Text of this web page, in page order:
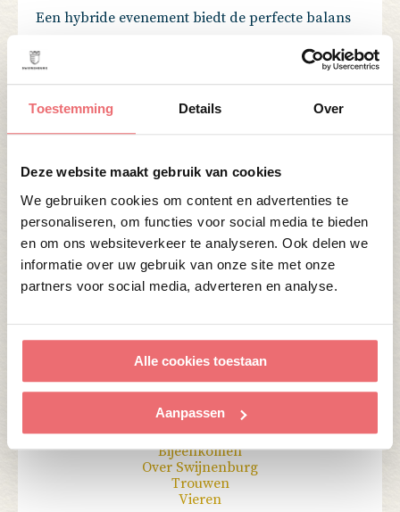
Toestemming Details Over
Deze website maakt gebruik van cookies
We gebruiken cookies om content en advertenties te
personaliseren, om functies voor social media te bieden
en om ons websiteverkeer te analyseren. Ook delen we
informatie over uw gebruik van onze site met onze
partners voor social media, adverteren en analyse.
Alle cookies toestaan
Aanpassen
Een hybride evenement biedt de perfecte balans
interactie. Bij Swijnenburg combineren we de
techniek en hoogwaardige service. Dit maakt onze
evenementen, maar ook voor hybride
bijeenkomsten waarbij je gasten, ongeacht hun
locatie, betrokken blijven.
Wilt u meer weten over de mogelijkheden voor een
evenement bij Swijnenburg? Neem gerustcontact
met ons op. Samen maken we van uw evenement
een onvergetelijke ervaring.
Categorie:
Bijeenkomen
Over Swijnenburg
Trouwen
Vieren